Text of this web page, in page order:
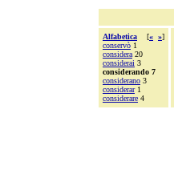
Alfabetica [« »]
conservò 1
considera 20
considerai 3
considerando 7
considerano 3
considerar1
considerare 4